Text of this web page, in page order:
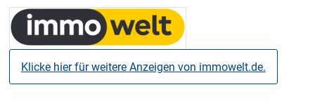
Klicke hier für weitere Anzeigen von immowelt.de.